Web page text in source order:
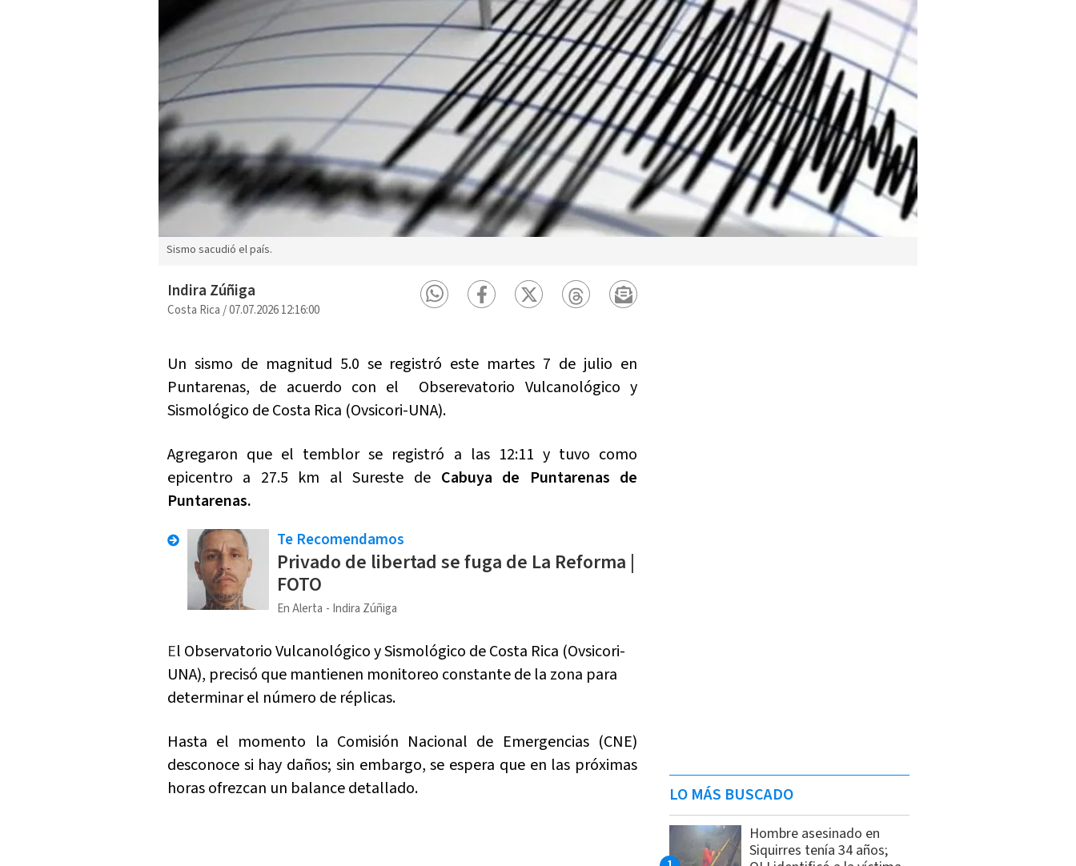
Sismo sacudió el país.
Indira Zúñiga
Costa Rica/07.07.2026 12:16:00
Un sismo de magnitud 5.0 se registró este martes 7 de julio en
Puntarenas, de acuerdo con el Obserevatorio Vulcanológico y
Sismológico de Costa Rica (Ovsicori-UNA).
Agregaron que el temblor se registró a las 12:11 y tuvo como
epicentro a 27.5 km al Sureste de Cabuya de Puntarenas de
Puntarenas.
Te Recomendamos
Privado de libertad se fuga de La Reforma |
FOTO
En Alerta Indira Zúñiga
El Observatorio Vulcanológico y Sismológico de Costa Rica (Ovsicori-
UNA), precisó que mantienen monitoreo constante de la zona para
determinar el número de réplicas.
Hasta el momento la Comisión Nacional de Emergencias (CNE)
desconoce si hay daños; sin embargo, se espera que en las próximas
horas ofrezcan un balance detallado.
LO MÁS BUSCADO
Hombre asesinado en
Siquirres tenía 34 años;